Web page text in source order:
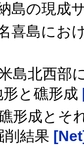
島の現成
喜島にお
島北西部
と礁形成
形成とそ
削結果